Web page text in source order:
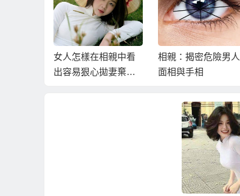
女人怎樣在相親中看
出容易狠心拋妻棄子
相親：揭密危險男人
面相與手相